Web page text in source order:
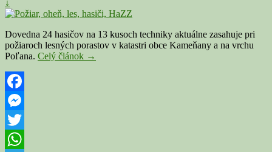
↓
Dovedna 24 hasičov na 13 kusoch techniky aktuálne zasahuje pri
požiaroch lesných porastov v katastri obce Kameňany a na vrchu
Poľana. Celý článok KAMEŇANY:
→
Facebook
Messenger
Twitter